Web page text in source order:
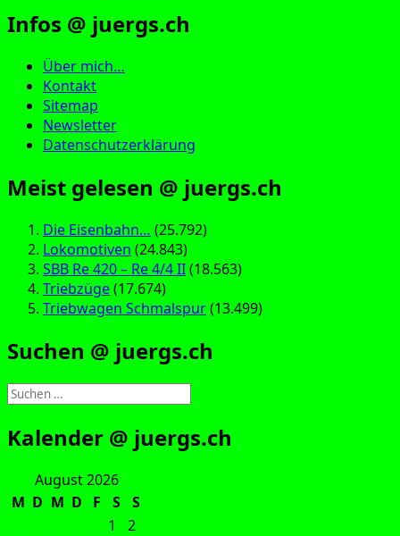
Infos @ juergs.ch
Über mich…
Kontakt
Sitemap
Newsletter
Datenschutzerklärung
Meist gelesen @ juergs.ch
Die Eisenbahn… (25.792)
Lokomotiven (24.843)
SBB Re 420 – Re 4/4 II(18.563)
Triebzüge(17.674)
Triebwagen Schmalspur(13.499)
Suchen @ juergs.ch
Suchen
nach:
Kalender @ juergs.ch
August 2026
M D M D F S
S
1
2